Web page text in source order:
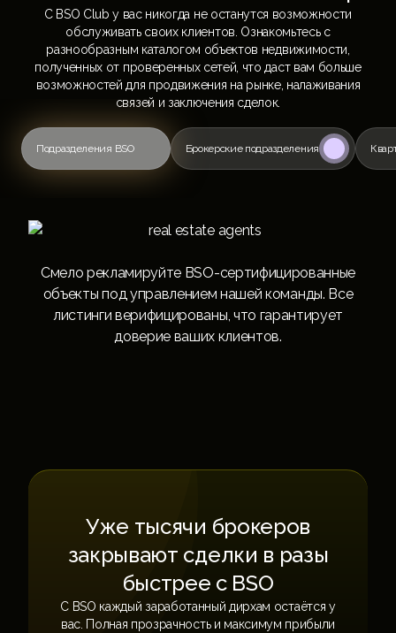
С BSO Club у вас никогда не останутся возможности
обслуживать своих клиентов. Ознакомьтесь с
разнообразным каталогом объектов недвижимости,
полученных от проверенных сетей, что даст вам больше
возможностей для продвижения на рынке, налаживания
связей и заключения сделок.
Подразделения BSO Брокерские подразделения
Смело рекламируйте BSO-сертифицированные
объекты под управлением нашей команды. Все
листинги верифицированы, что гарантирует
доверие ваших клиентов.
Уже тысячи брокеров
закрывают сделки в разы
быстрее с BSO
С BSO каждый заработанный дирхам остаётся у
вас. Полная прозрачность и максимум прибыли